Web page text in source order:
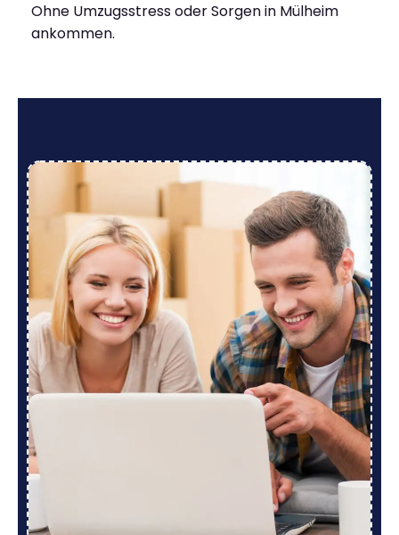
Ohne Umzugsstress oder Sorgen in Mülheim
ankommen.